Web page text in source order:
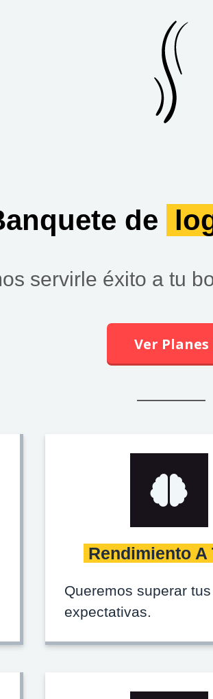
de
servirle éxito a tu
Ver Planes
Rendimiento A
Queremos superar tus
expectativas.